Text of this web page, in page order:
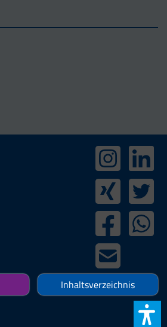
Inhaltsverzeichnis